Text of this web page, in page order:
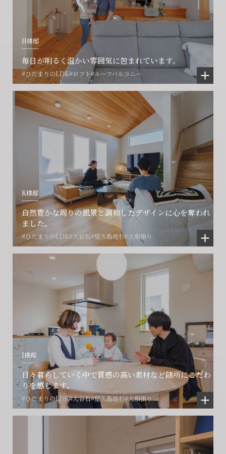
H様邸
毎日が明るく温かい雰囲気に包まれています。
#ひだまりのLDK#ロフト#ルーフバルコニー
K様邸
自然豊かな周りの風景と調和したデザインに心を奪われ
ました。
#ひだまりのLDK#大谷石#屋久島地杉#大和張り
I様邸
日々暮らしていく中で質感の高い素材など随所にこだわ
りを感じます。
#ひだまりのLDK#大谷石#屋久島地杉#大和張り
閉じる